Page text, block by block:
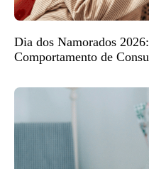
Dia dos Namorados
Comportamento de